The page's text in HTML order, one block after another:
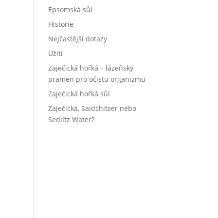
Epsomská sůl
Historie
Nejčastější dotazy
Užití
Zaječická hořká – lázeňský
pramen pro očistu organizmu
Zaječická hořká sůl
Zaječická, Saidchitzer nebo
Sedlitz Water?